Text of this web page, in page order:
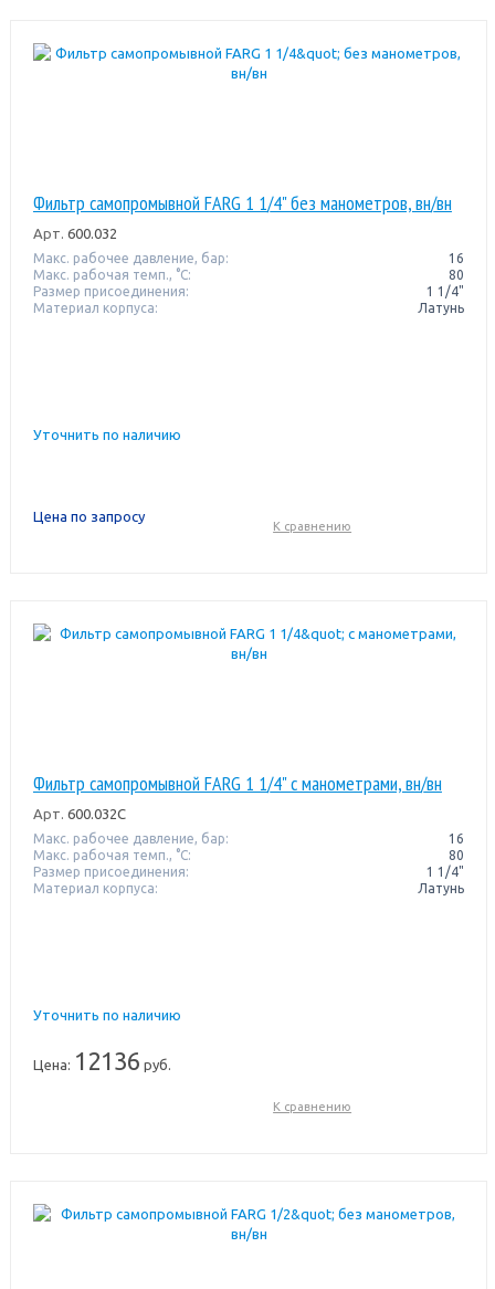
Фильтр самопромывной FARG 1 1/4" без манометров, вн/вн
Арт. 600.032
Макс. рабочее давление, бар:
16
Макс. рабочая темп., °С:
80
Размер присоединения:
1 1/4"
Материал корпуса:
Латунь
Уточнить по наличию
Цена по запросу
К сравнению
Фильтр самопромывной FARG 1 1/4" с манометрами, вн/вн
Арт. 600.032C
Макс. рабочее давление, бар:
16
Макс. рабочая темп., °С:
80
Размер присоединения:
1 1/4"
Материал корпуса:
Латунь
Уточнить по наличию
Цена: 12136 руб.
К сравнению